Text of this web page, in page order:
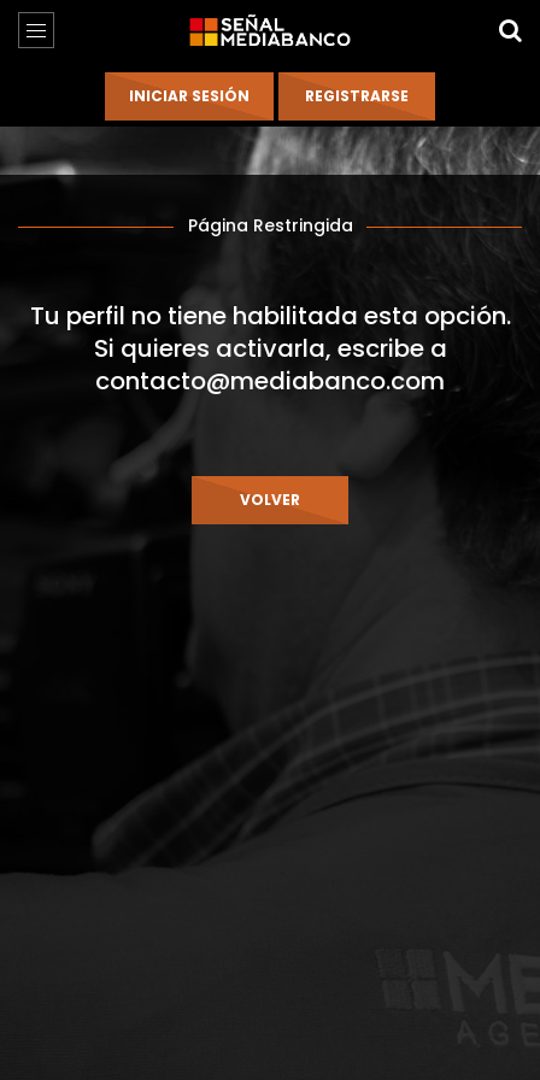
Página Restringida
Tu perfil no tiene habilitada esta opción.
Si quieres activarla, escribe a
contacto@mediabanco.com